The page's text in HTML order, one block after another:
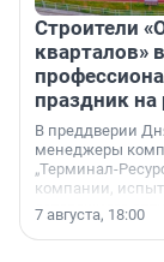
Строители
кварталов»
праздник на
В преддверии
менеджеры
„Терминал-
компании,
осторожного
7 августа, 18:00